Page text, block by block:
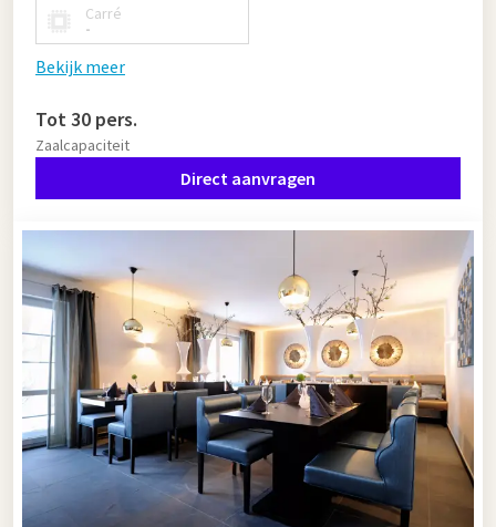
Carré
-
Bekijk meer
Tot 30 pers.
Zaalcapaciteit
Direct aanvragen